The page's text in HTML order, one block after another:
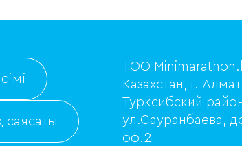
ТОО
Казахстан, г.
Турксибский
ул.Сауранбаева,
оф.2